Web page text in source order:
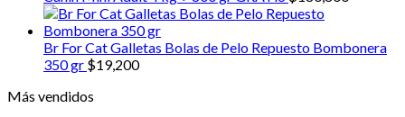
$75,400
variantes.
opciones
elegir
Br For Cat Galletas Bolas de Pelo Repuesto Bombonera
350 gr $19,200
Más vendidos